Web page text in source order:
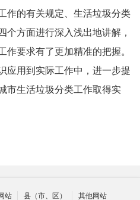
作的有关规定、生活垃圾分类
个方面进行深入浅出地讲解，
作要求有了更加精准的把握。
应用到实际工作中，进一步提
市生活垃圾分类工作取得实
站 县（市、区） 其他网站